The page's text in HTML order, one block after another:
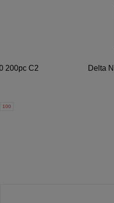
200pc C2
100
Delta